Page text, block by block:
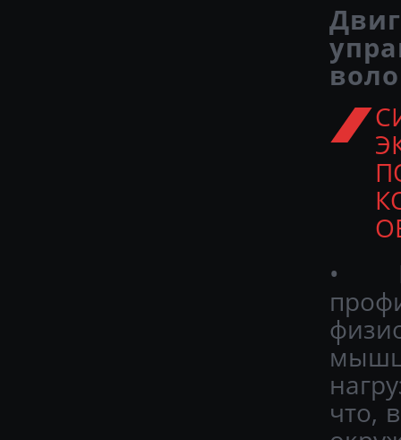
•
что,